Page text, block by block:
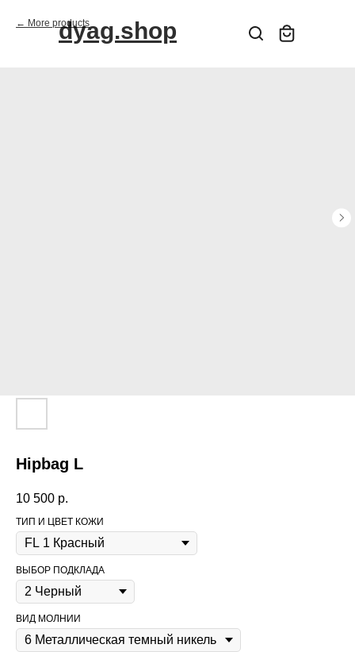
dyag.shop
More products
Hipbag L
10 500 р.
ТИП И ЦВЕТ КОЖИ
ВЫБОР ПОДКЛАДА
ВИД МОЛНИИ